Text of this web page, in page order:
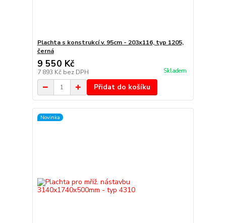
Plachta s konstrukcí v. 95cm - 203x116, typ 1205,
černá
9 550 Kč
7 893 Kč bez DPH Skladem
Přidat do košíku
Novinka